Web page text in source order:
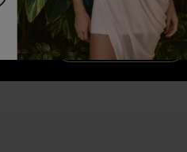
CADASTRAR